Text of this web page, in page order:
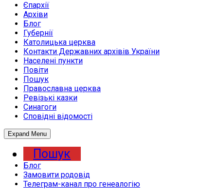
Єпархії
Архіви
Блог
Губернії
Католицька церква
Контакти Державних архівів України
Населені пункти
Повіти
Пошук
Православна церква
Ревізькі казки
Синагоги
Сповідні відомості
Expand Menu
Пошук
Блог
Замовити родовід
Телеграм-канал про генеалогію